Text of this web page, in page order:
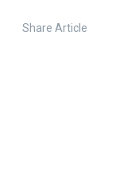
Share Article